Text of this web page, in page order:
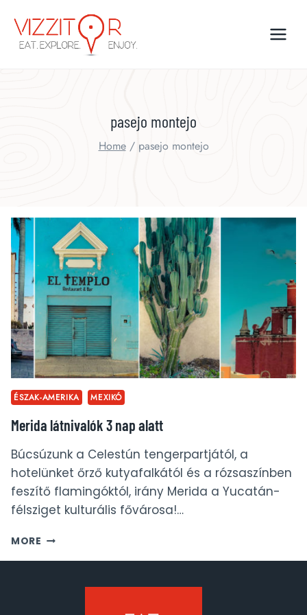
content
pasejo montejo
Home / pasejo montejo
ÉSZAK-AMERIKA MEXIKÓ
Merida látnivalók 3 nap alatt
Búcsúzunk a Celestún tengerpartjától, a
hotelünket őrző kutyafalkától és a rózsaszínben
feszítő flamingóktól, irány Merida a Yucatán-
félsziget kulturális fővárosa!…
MORE MERIDA